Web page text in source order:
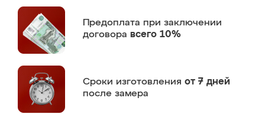
Предоплата при заключении
договора всего 10%
Сроки изготовления от 7 дней
после замера